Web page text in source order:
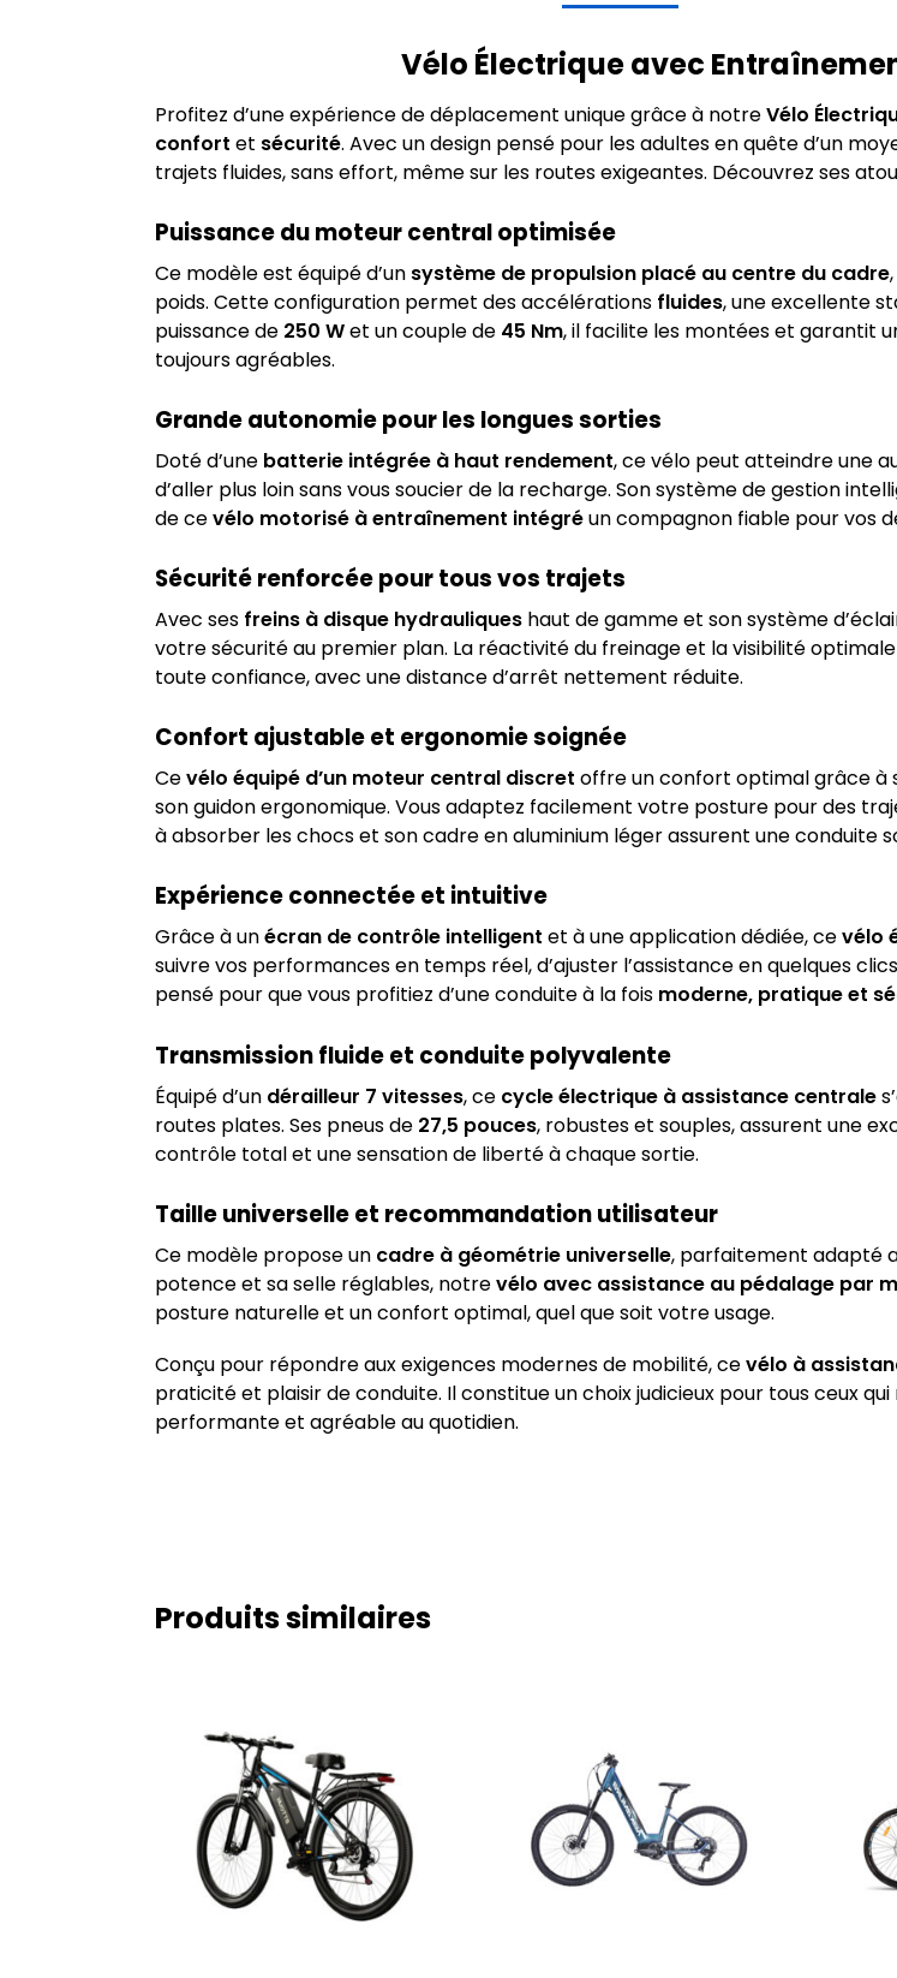
Vélo Électrique avec
Profitez d’une expérience de déplacement unique grâce à notreVélo
confort et sécurité. Avec un design pensé pour les adultes en quête d’un
trajets fluides, sans effort, même sur les routes exigeantes. Découvrez ses
Puissance du moteur central optimisée
Ce modèle est équipé d’un système de propulsion placé au centre du cadre
poids. Cette configuration permet des accélérations fluides, une excellente
puissance de 250 Wet un couple de 45 Nm, il facilite les montées et garantit
toujours agréables.
Grande autonomie pour les longues sorties
Doté d’une batterie intégrée à haut rendement, ce vélo peut atteindre une
d’aller plus loin sans vous soucier de la recharge. Son système de gestion
de cevélo motorisé à entraînement intégréun compagnon fiable pour vos
Sécurité renforcée pour tous vos trajets
Avec ses freins à disque hydrauliqueshaut de gamme et son système
votre sécurité au premier plan. La réactivité du freinage et la visibilité
toute confiance, avec une distance d’arrêt nettement réduite.
Confort ajustable et ergonomie soignée
Cevélo équipé d’un moteur central discret offre un confort optimal grâce à
son guidon ergonomique. Vous adaptez facilement votre posture pour des
à absorber les chocs et son cadre en aluminium léger assurent une conduite
Expérience connectée et intuitive
Grâce à unécran de contrôle intelligent et à une application dédiée, cevélo
suivre vos performances en temps réel, d’ajuster l’assistance en quelques
pensé pour que vous profitiez d’une conduite à la fois moderne, pratique et
Transmission fluide et conduite polyvalente
Équipé d’un dérailleur 7 vitesses, ce cycle électrique à assistance centrale
routes plates. Ses pneus de 27,5 pouces, robustes et souples, assurent une
contrôle total et une sensation de liberté à chaque sortie.
Taille universelle et recommandation utilisateur
Ce modèle propose un cadre à géométrie universelle, parfaitement adapté
potence et sa selle réglables, notrevélo avec assistance au pédalage par
posture naturelle et un confort optimal, quel que soit votre usage.
Conçu pour répondre aux exigences modernes de mobilité, cevélo à
praticité et plaisir de conduite. Il constitue un choix judicieux pour tous ceux
performante et agréable au quotidien.
Produits similaires